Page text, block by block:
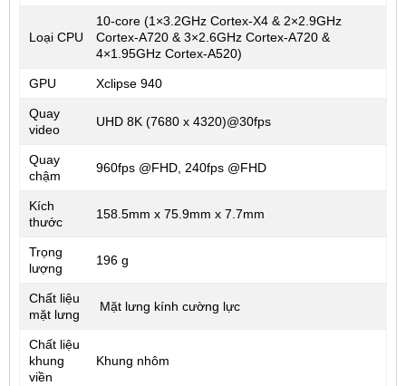
Loại CPU
10-core (1×3.2GHz Cortex-X4 & 2×2.9GHz
Cortex-A720 & 3×2.6GHz Cortex-A720 &
4×1.95GHz Cortex-A520)
GPU Xclipse 940
Quay
video
UHD 8K (7680 x 4320)@30fps
Quay
chậm
960fps @FHD, 240fps @FHD
Kích
thước
158.5mm x 75.9mm x 7.7mm
Trọng
lượng
196 g
Chất liệu
mặt lưng
Mặt lưng kính cường lực
Chất liệu
khung
viền
Khung nhôm